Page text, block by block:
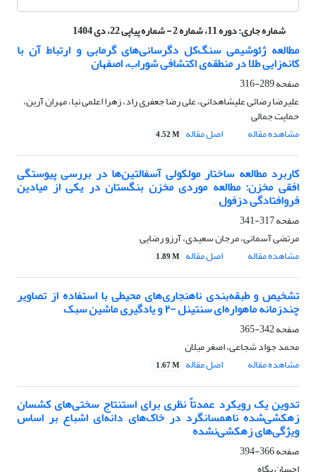
شماره جاری:دوره 11، شماره 2 - شماره پیاپی 22، دی 1404
مطالعه ژئوشیمی سنگ‌کل دگرسانی‌های گرمابی و ارتباط آن با
کانه‌زایی طلا در منطقه‌ی اکتشافی شوراب، اصفهان
صفحه289-316
علیرضا رضائی علیشاهدانی، علی رضا جعفری راد، زهرا اعلمی نیا، مهران آرین،
حمایت جمالی
مشاهده مقاله
اصل مقاله 4.52 M
کاربرد مطالعه ساختار مولکولی آسفالتین‌ها در بررسی پیوستگی
افقی مخزن: مطالعه موردی مخزن بنگستان در یکی از میادین
فروافتادگی دزفول
صفحه317-341
مرتضی آسمانی، مرجان سعیدی، آرزو رضایی
مشاهده مقاله
اصل مقاله 1.89 M
تشخیص و طبقه‌بندی ناهنجاری‌های محیطی با استفاده از تصاویر
چندزمانه ماهواره‌ای سنتینل -۲ و یادگیری ماشین سبک
صفحه342-365
محمد جواد شجاعی، اصغر میلان
مشاهده مقاله
اصل مقاله 1.67 M
تدوین یک رویکرد عمدتاً نظری برای استنتاج سختی‌های کشسان
زهکشی‌شده ناهمسانگرد در خاک‌های دانه‌ای اشباع بر اساس
ویژگی‌های زهکشی‌نشده
صفحه366-394